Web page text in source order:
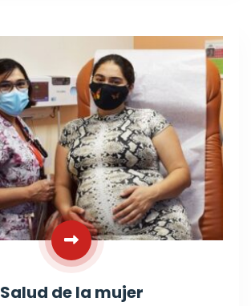
Salud de la mujer